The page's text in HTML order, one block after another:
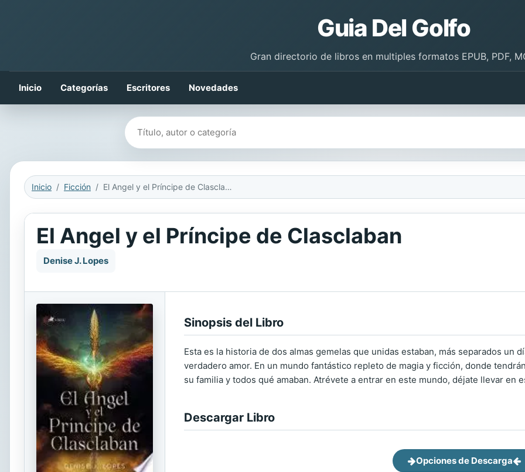
Guia Del Golfo
Gran directorio de libros en multiples formatos EPUB, PDF,
Inicio Categorías Escritores Novedades
Buscar libros
Inicio Ficción El Angel y el Príncipe de Clasclaban
El Angel y el Príncipe de Clasclaban
Denise J. Lopes
Sinopsis del Libro
Esta es la historia de dos almas gemelas que unidas estaban, más separados un
verdadero amor. En un mundo fantástico repleto de magia y ficción, donde
su familia y todos qué amaban. Atrévete a entrar en este mundo, déjate llevar en
Descargar Libro
Opciones de Descarga